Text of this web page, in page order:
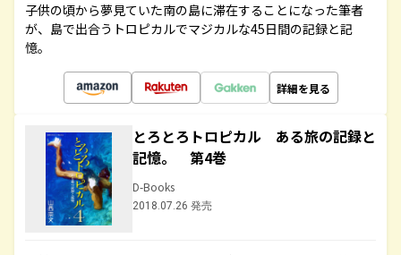
子供の頃から夢見ていた南の島に滞在することになった筆者
が、島で出合うトロピカルでマジカルな45日間の記録と記
憶。
詳細を見る
とろとろトロピカル ある旅の記録と
記憶。 第4巻
D-Books
2018.07.26 発売